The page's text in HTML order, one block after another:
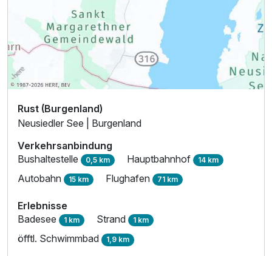
Rust (Burgenland)
Neusiedler See | Burgenland
Verkehrsanbindung
Bushaltestelle 0,5 km Hauptbahnhof 14 km
Autobahn 15 km Flughafen 71 km
Erlebnisse
Badesee 1 km Strand 1 km
öfftl. Schwimmbad 1,9 km